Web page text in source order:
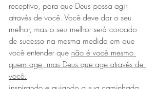
receptivo, para que Deus possa agir
através de você. Você deve dar o seu
melhor, mas o seu melhor será coroado
de sucesso na mesma medida em que
você entender que não é você mesmo
quem age, mas Deus que age através de
você.